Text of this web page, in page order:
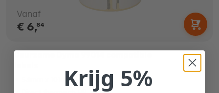
Vanaf
€ 6,84
Duurzame Dymo 99014 compatible
54mm x 101mmKrijg 5%